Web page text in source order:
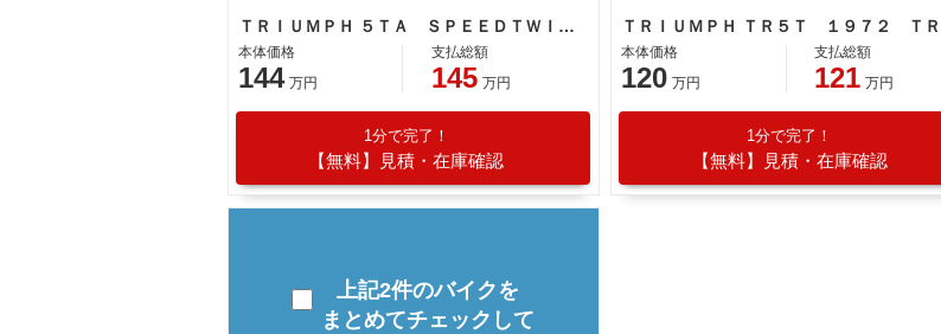
ＴＲＩＵＭＰＨ ５ＴＡ ＳＰＥＥＤＴＷＩＮ ＢＡＴＨＴＵＢ １９６０ ＶＩＮＴＡＧＥ
本体価格
144 万円
支払総額
145 万円
1分で完了！
【無料】見積・在庫確認
本体価格
120 万円
支払総額
121 万円
1分で完了！
【無料】見積・在庫確認
上記2件のバイクを
まとめてチェックして